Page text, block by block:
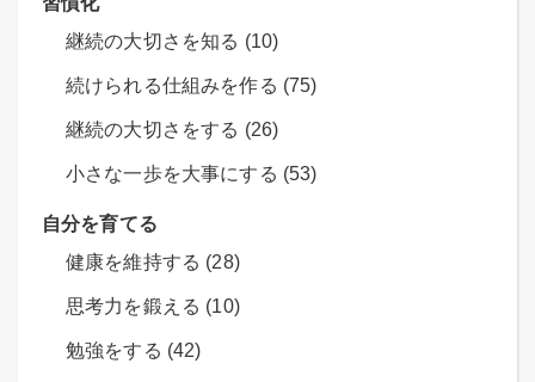
継続の大切さを知る (10)
続けられる仕組みを作る (75)
継続の大切さをする (26)
小さな一歩を大事にする (53)
自分を育てる
健康を維持する (28)
思考力を鍛える (10)
勉強をする (42)